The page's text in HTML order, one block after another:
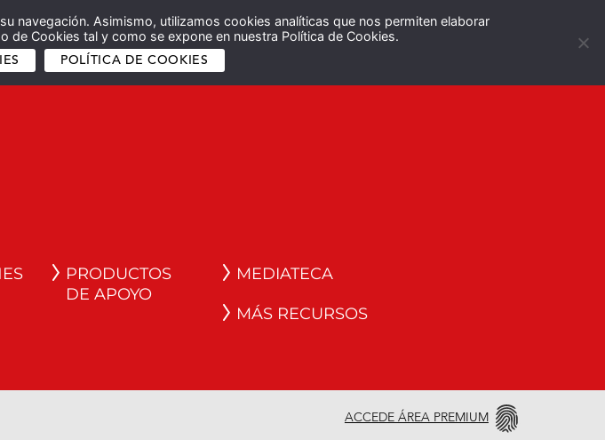
Español English
PRODUCTOS
DE APOYO
MEDIATECA
MÁS RECURSOS
ACCEDE ÁREA PREMIUM
navegación. Asimismo, utilizamos cookies analíticas que nos permiten elaborar
Cookies tal y como se expone en nuestra Política de Cookies.
POLÍTICA DE COOKIES